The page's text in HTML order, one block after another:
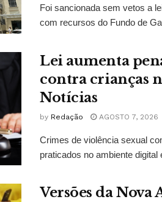
Foi sancionada sem vetos a
com recursos do Fundo de
Lei aumenta
contra crianças
Notícias
by Redação AGOSTO 7, 2026
Crimes de violência sexual
praticados no ambiente
Versões da